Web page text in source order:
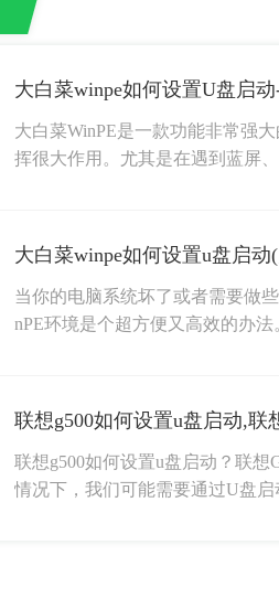
大白菜winpe如何设置U盘启
大白菜WinPE是一款功能非常强
挥很大作用。尤其是在遇到蓝屏
大白菜winpe如何设置u盘启
当你的电脑系统坏了或者需要做
nPE环境是个超方便又高效的办
联想g500如何设置u盘启动,联
联想g500如何设置u盘启动？联
情况下，我们可能需要通过U盘